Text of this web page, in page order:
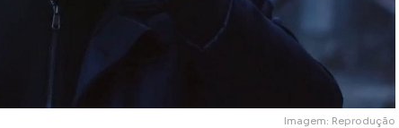
Imagem: Reprodução